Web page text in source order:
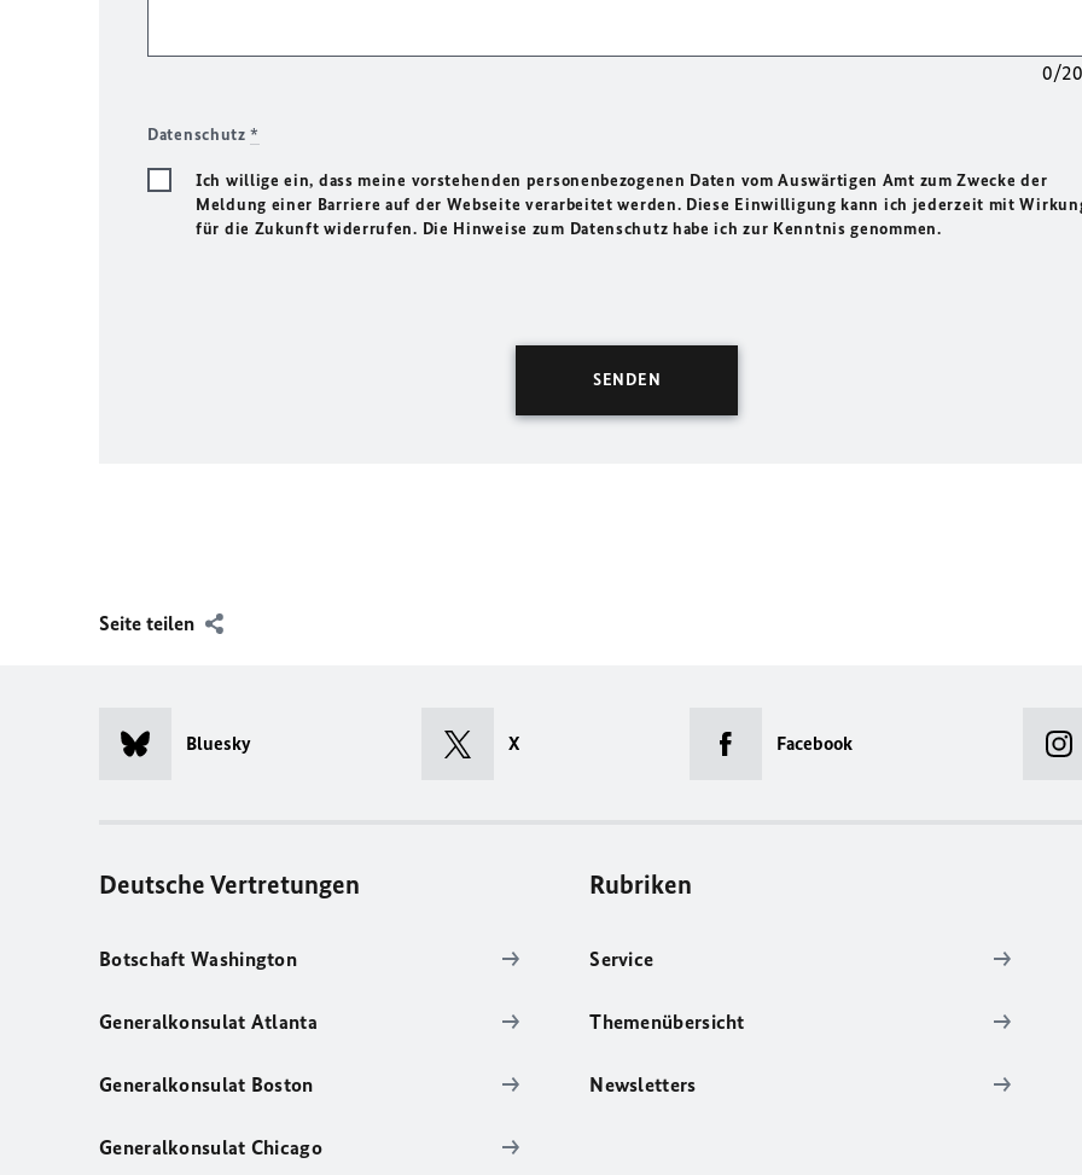
0/
Datenschutz*
Ich willige ein, dass meine vorstehenden personenbezogenen Daten vom Auswärtigen Amt zum Zwecke der
Meldung einer Barriere auf der Webseite verarbeitet werden. Diese Einwilligung kann ich jederzeit mit
für die Zukunft widerrufen. Die Hinweise zum Datenschutz habe ich zur Kenntnis genommen.
Seite teilen
Bluesky X Facebook
Deutsche Vertretungen
Botschaft Washington
Generalkonsulat Atlanta
Generalkonsulat Boston
Generalkonsulat Chicago
Rubriken
Service
Themenübersicht
Newsletters